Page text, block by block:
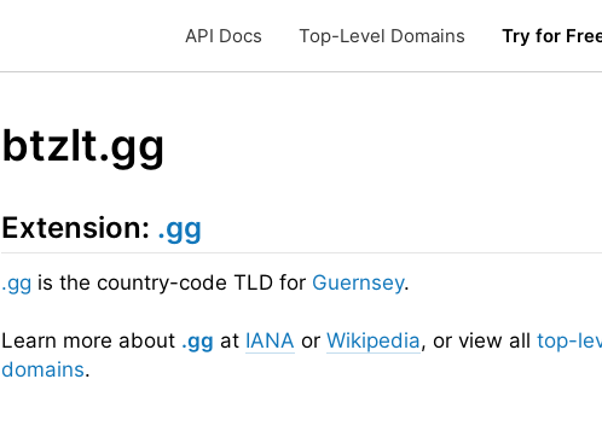
API Docs Top-Level Domains Try for
btzlt.gg
Extension: .gg
.gg is the country-code TLD for Guernsey.
Learn more about .gg at IANA or Wikipedia, or view all top-
domains.